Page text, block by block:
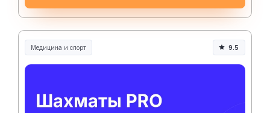
Медицина и спорт
Медицина, спорт и здоровье
9.5